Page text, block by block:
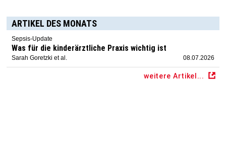
ARTIKEL DES MONATS
Sepsis-Update
Was für die kinderärztliche Praxis wichtig ist
Sarah Goretzki et al. 08.07.2026
weitere Artikel...